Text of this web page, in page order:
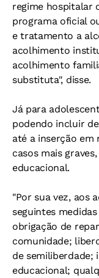
regime hospitalar
programa oficial
e tratamento a
acolhimento
acolhimento
substituta", disse.
Já para
podendo incluir
até a inserção em
casos mais
educacional.
"Por sua vez, aos
seguintes
obrigação de
comunidade;
de semiliberdade;
educacional;